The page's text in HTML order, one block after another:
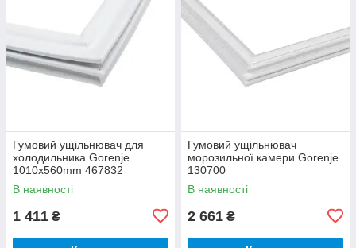
Гумовий ущільнювач для
холодильника Gorenje
1010x560mm 467832
В наявності
1 411 ₴
Гумовий ущільнювач
морозильної камери Gorenje
130700
В наявності
2 661 ₴